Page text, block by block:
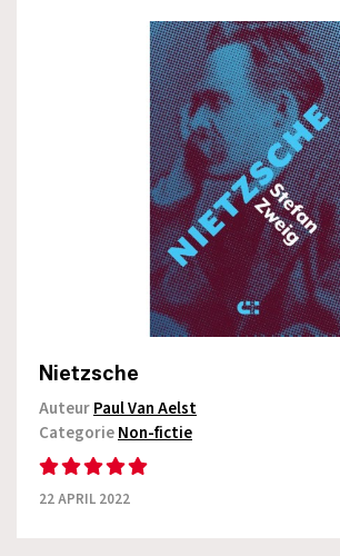
Nietzsche
AuteurPaul Van Aelst
CategorieNon-fictie
22 APRIL 2022